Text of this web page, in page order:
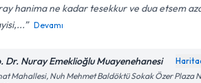
hanima ne kadar tesekkur ve dua etsem
Devamı
Dr. Nuray Emeklioğlu Muayenehanesi
Mahallesi, Nuh Mehmet Baldöktü Sokak Özer Plaza